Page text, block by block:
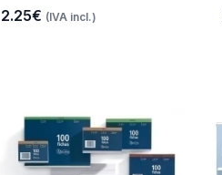
2.25€ (IVA incl.)